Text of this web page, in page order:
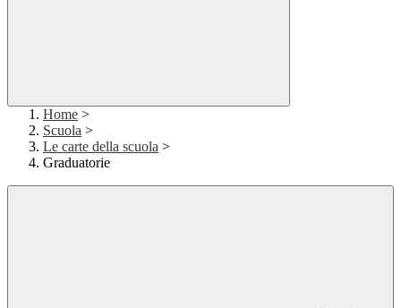
Home >
Scuola >
Le carte della scuola >
Graduatorie